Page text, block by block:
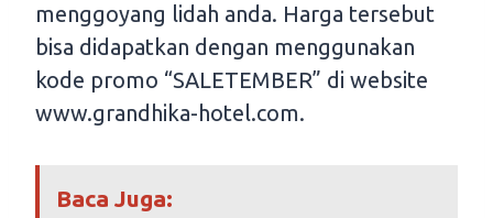
menggoyang lidah anda. Harga tersebut
bisa didapatkan dengan menggunakan
kode promo “SALETEMBER” di website
www.grandhika-hotel.com.
Baca Juga: